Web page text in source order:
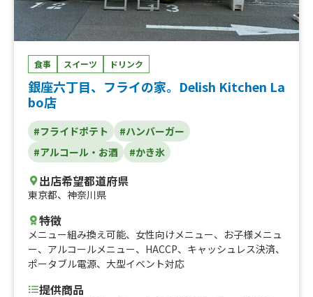
食事 スイーツ ドリンク
銀座六丁目、フライの家。Delish Kitchen La
bo店
#フライドポテト
#ハンバーガー
#アルコール・お酒
#かき氷
出店希望都道府県
東京都、 神奈川県
特徴
メニュー組み換え可能、 女性向けメニュー、 お子様メニュ
ー、 アルコールメニュー、 HACCP、 キャッシュレス決済、
ポータブル電源、 大型イベント対応
提供商品